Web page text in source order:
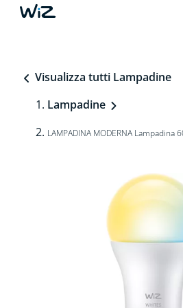
Visualizza tutti Lampadine
Lampadine
LAMPADINA MODERNA Lampadina